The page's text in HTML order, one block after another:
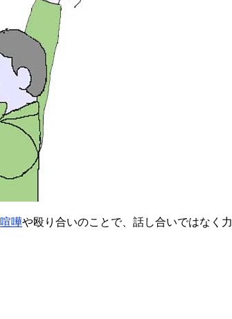
喧嘩や殴り合いのことで、話し合いではなく力